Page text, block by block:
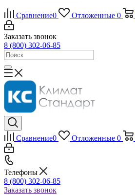
Сравнение0 Отложенные 0
Заказать звонок
8 (800) 302-06-85
Сравнение0 Отложенные 0
Телефоны
8 (800) 302-06-85
Заказать звонок